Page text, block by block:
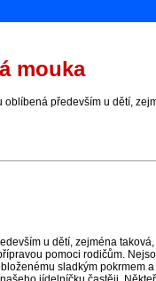
mouka
především u dětí,
u dětí, zejména
pomoci rodičům.
sladkým pokrmem